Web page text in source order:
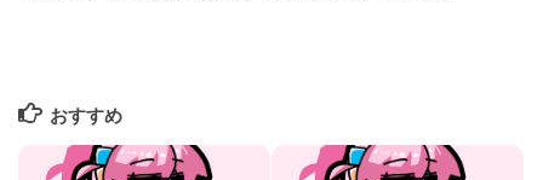
おすすめ